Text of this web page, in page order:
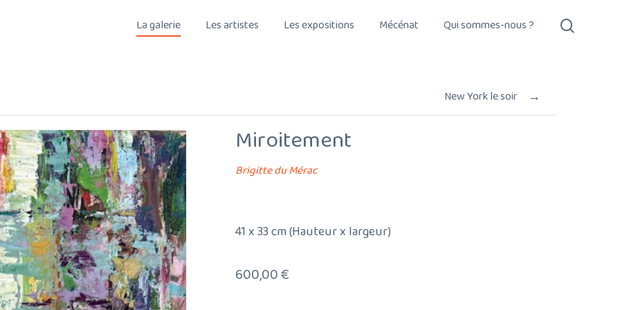
La galerie Les artistes Les expositions Mécénat Qui sommes-nous ?
New York le soir →
Miroitement
Brigitte du Mérac
41 x 33 cm (Hauteur x largeur)
600,00€